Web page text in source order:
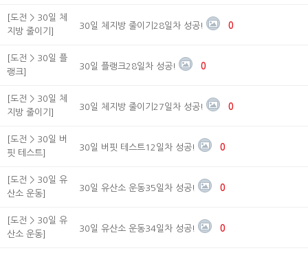
[도전 > 30일 체
지방 줄이기]
30일 체지방 줄이기28일차 성공! 0
[도전 > 30일 플
랭크]
30일 플랭크28일차 성공! 0
[도전 > 30일 체
지방 줄이기]
30일 체지방 줄이기27일차 성공! 0
[도전 > 30일 버
핏 테스트]
30일 버핏 테스트12일차 성공! 0
[도전 > 30일 유
산소 운동]
30일 유산소 운동35일차 성공! 0
[도전 > 30일 유
산소 운동]
30일 유산소 운동34일차 성공! 0